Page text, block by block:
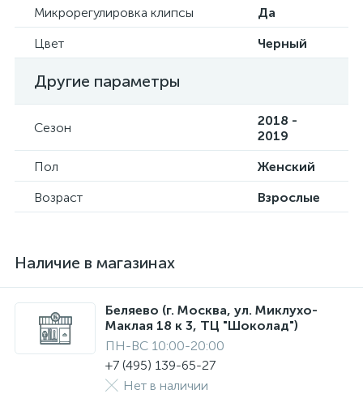
Микрорегулировка клипсы
Да
Цвет
Черный
Другие параметры
Сезон
2018 -
2019
Пол
Женский
Возраст
Взрослые
Наличие в магазинах
Беляево (г. Москва, ул. Миклухо-
Маклая 18 к 3, ТЦ "Шоколад")
ПН-ВС 10:00-20:00
+7 (495) 139-65-27
Нет в наличии